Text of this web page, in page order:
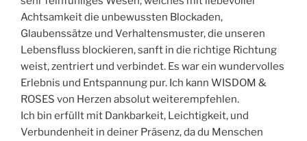
Achtsamkeit die unbewussten Blockaden,
Glaubenssätze und Verhaltensmuster, die unseren
Lebensfluss blockieren, sanft in die richtige Richtung
weist, zentriert und verbindet. Es war ein wundervolles
Erlebnis und Entspannung pur. Ich kann WISDOM &
ROSES von Herzen absolut weiterempfehlen.
Ich bin erfüllt mit Dankbarkeit, Leichtigkeit, und
Verbundenheit in deiner Präsenz, da du Menschen